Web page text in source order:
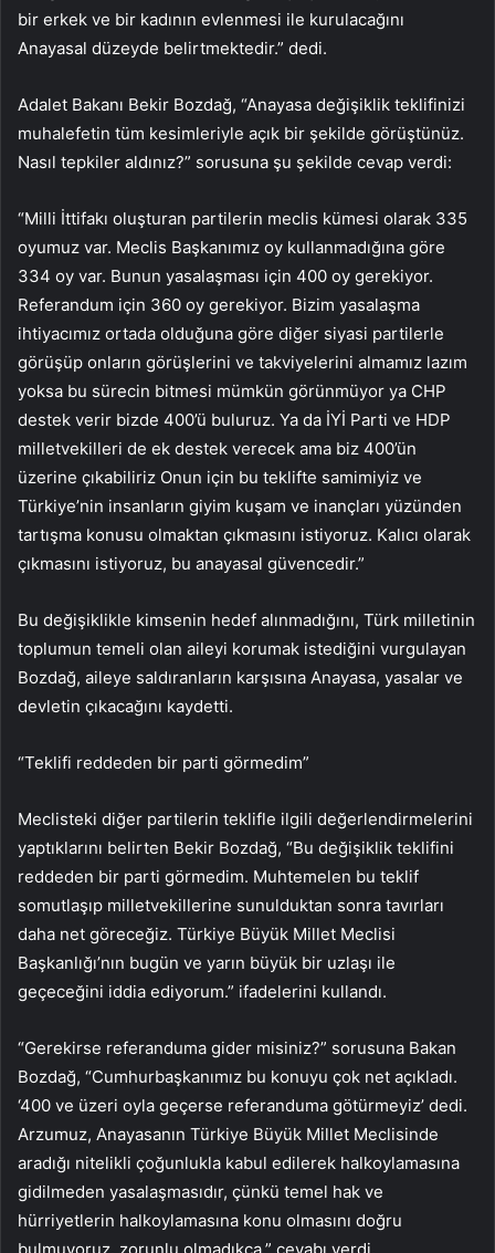
bir erkek ve bir kadının evlenmesi ile kurulacağını
Anayasal düzeyde belirtmektedir.” dedi.
Adalet Bakanı Bekir Bozdağ, “Anayasa değişiklik teklifinizi
muhalefetin tüm kesimleriyle açık bir şekilde görüştünüz.
Nasıl tepkiler aldınız?” sorusuna şu şekilde cevap verdi:
“Milli İttifakı oluşturan partilerin meclis kümesi olarak 335
oyumuz var. Meclis Başkanımız oy kullanmadığına göre
334 oy var. Bunun yasalaşması için 400 oy gerekiyor.
Referandum için 360 oy gerekiyor. Bizim yasalaşma
ihtiyacımız ortada olduğuna göre diğer siyasi partilerle
görüşüp onların görüşlerini ve takviyelerini almamız lazım
yoksa bu sürecin bitmesi mümkün görünmüyor ya CHP
destek verir bizde 400’ü buluruz. Ya da İYİ Parti ve HDP
milletvekilleri de ek destek verecek ama biz 400’ün
üzerine çıkabiliriz Onun için bu teklifte samimiyiz ve
Türkiye’nin insanların giyim kuşam ve inançları yüzünden
tartışma konusu olmaktan çıkmasını istiyoruz. Kalıcı olarak
çıkmasını istiyoruz, bu anayasal güvencedir.”
Bu değişiklikle kimsenin hedef alınmadığını, Türk milletinin
toplumun temeli olan aileyi korumak istediğini vurgulayan
Bozdağ, aileye saldıranların karşısına Anayasa, yasalar ve
devletin çıkacağını kaydetti.
“Teklifi reddeden bir parti görmedim”
Meclisteki diğer partilerin teklifle ilgili değerlendirmelerini
yaptıklarını belirten Bekir Bozdağ, “Bu değişiklik teklifini
reddeden bir parti görmedim. Muhtemelen bu teklif
somutlaşıp milletvekillerine sunulduktan sonra tavırları
daha net göreceğiz. Türkiye Büyük Millet Meclisi
Başkanlığı’nın bugün ve yarın büyük bir uzlaşı ile
geçeceğini iddia ediyorum.” ifadelerini kullandı.
“Gerekirse referanduma gider misiniz?” sorusuna Bakan
Bozdağ, “Cumhurbaşkanımız bu konuyu çok net açıkladı.
‘400 ve üzeri oyla geçerse referanduma götürmeyiz’ dedi.
Arzumuz, Anayasanın Türkiye Büyük Millet Meclisinde
aradığı nitelikli çoğunlukla kabul edilerek halkoylamasına
gidilmeden yasalaşmasıdır, çünkü temel hak ve
hürriyetlerin halkoylamasına konu olmasını doğru
bulmuyoruz. zorunlu olmadıkça.” cevabı verdi.